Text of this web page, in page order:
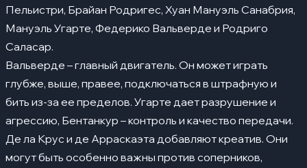
Пельистри, Брайан Родригес, Хуан Мануэль Санабрия,
Мануэль Угарте, Федерико Вальверде и Родриго
Саласар.
Вальверде – главный двигатель. Он может играть
глубже, выше, правее, подключаться в штрафную и
бить из-за ее пределов. Угарте дает разрушение и
агрессию, Бентанкур – контроль и качество передачи.
Де ла Крус и де Арраскаэта добавляют креатив. Они
могут быть особенно важны против соперников,